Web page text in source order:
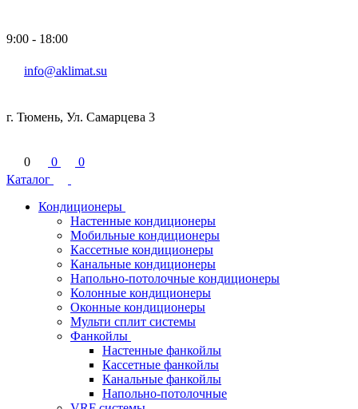
9:00 - 18:00
info@aklimat.su
г. Тюмень, Ул. Самарцева 3
0 0
0
Каталог
Кондиционеры
Настенные кондиционеры
Мобильные кондиционеры
Кассетные кондиционеры
Канальные кондиционеры
Напольно-потолочные кондиционеры
Колонные кондиционеры
Оконные кондиционеры
Мульти сплит системы
Фанкойлы
Настенные фанкойлы
Кассетные фанкойлы
Канальные фанкойлы
Напольно-потолочные